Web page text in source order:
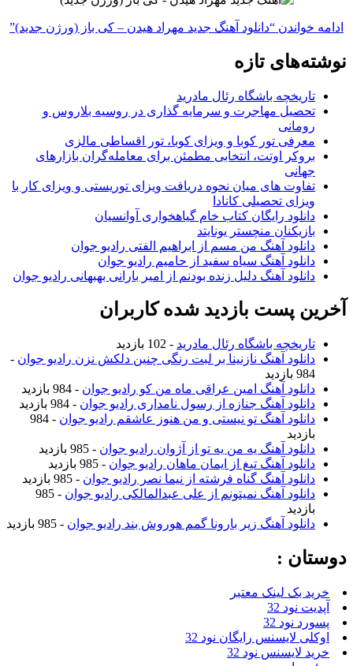
ادامه خواندن “دانلود آهنگ جدید مهراد هیدن – کی باز (ورژن جدید)”
نوشته‌های تازه
تاریخچه باشگاه رئال مادرید
تحصیل مهاجرت و سرمایه گذاری در روسیه بلاروس و
رومانی
معرفی تور کوبا و ویزای کوبا، تور اقساطی مالزی
بروکر اوتت، انتخابی مطمئن برای معامله‌گران بازارهای
جهانی
تفاوت های میان نحوه دریافت ویزای توریستی و ویزای کار با
ویزای تحصیلی کانادا
دانلود رایگان کتاب خام گیاهخواری آوانسیان
بازیکنان منچستر یونایتد
دانلود آهنگ من مسم از ابراهیم الفتی رادیو جوان
دانلود آهنگ سیاه سفید از حامیم رادیو جوان
دانلود آهنگ دلیل زنده بودنم از امیر بارانی بهبهانی رادیو جوان
آخرین پست بازدید شده کاربران
تاریخچه باشگاه رئال مادرید - 102 بازدید
دانلود آهنگ نازنینا بر لبت رنگی چنین دلکش نزن رادیو جوان -
984 بازدید
دانلود آهنگ امین عراقی ماه من کو رادیو جوان - 984 بازدید
دانلود آهنگ جنازه از رسول نامداری رادیو جوان - 984 بازدید
دانلود آهنگ تو نیستی و من هنوز عاشقم رادیو جوان
- 984
بازدید
دانلود آهنگ یه من یه تو از آژوان رادیو جوان - 985 بازدید
دانلود آهنگ تیغ از ایمان ماهان رادیو جوان - 985 بازدید
دانلود آهنگ گناه فرشته از نیما نصر رادیو جوان - 985 بازدید
دانلود آهنگ نمیتونم از علی عبدالمالکی رادیو جوان
- 985
بازدید
دانلود آهنگ زیر بارونا گمم هوروش بند رادیو جوان - 985 بازدید
دوستان :
خرید بک لینک معتبر
آپدیت نود 32
پسورد نود 32
اوکلی لایسنس رایگان نود 32
خرید لایسنس نود 32